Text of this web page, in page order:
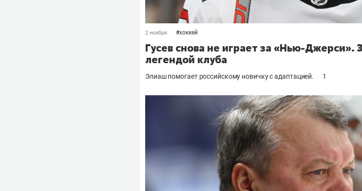
2 ноября #хоккей
Гусев снова не играет за «Нью-Джерси».
легендой клуба
Элиаш помогает российскому новичку с адаптацией. 1